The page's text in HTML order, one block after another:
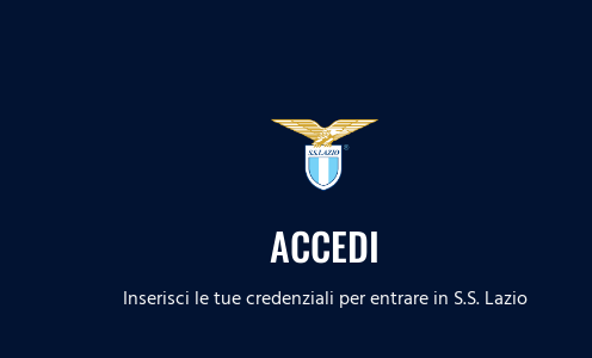
ACCEDI
Inserisci le tue credenziali per entrare in S.S. Lazio